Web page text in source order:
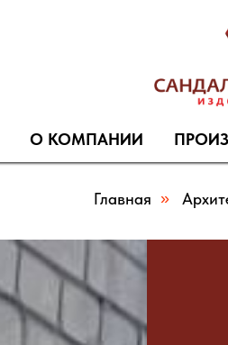
О КОМПАНИИ
Главная »